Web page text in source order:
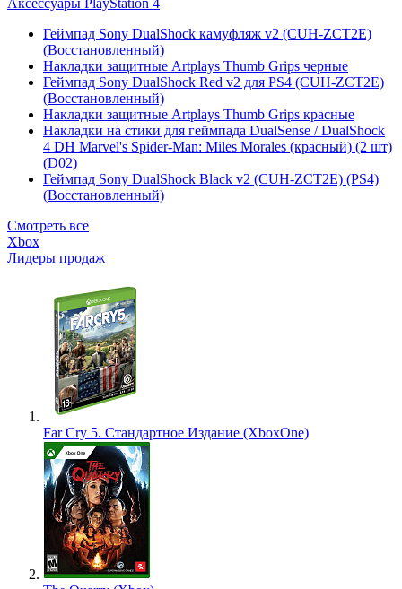
Аксессуары PlayStation 4
Геймпад Sony DualShock камуфляж v2 (CUH-ZCT2E)
(Восстановленный)
Накладки защитные Artplays Thumb Grips черные
Геймпад Sony DualShock Red v2 для PS4 (CUH-ZCT2E)
(Восстановленный)
Накладки защитные Artplays Thumb Grips красные
Накладки на стики для геймпада DualSense / DualShock
4 DH Marvel's Spider-Man: Miles Morales (красный) (2 шт)
(D02)
Геймпад Sony DualShock Black v2 (CUH-ZCT2E) (PS4)
(Восстановленный)
Смотреть все
Xbox
Лидеры продаж
Far Cry 5. Стандартное Издание (XboxOne)